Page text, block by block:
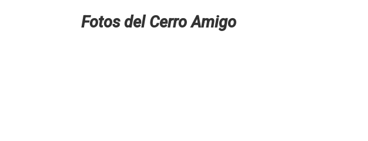
Fotos del Cerro Amigo